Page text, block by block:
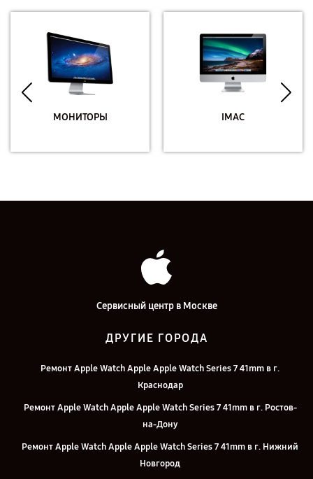
МОНИТОРЫ IMAC
Сервисный центр в Москве
ДРУГИЕ ГОРОДА
Ремонт Apple Watch Apple Apple Watch Series 7 41mm в г.
Краснодар
Ремонт Apple Watch Apple Apple Watch Series 7 41mm в г. Ростов-
на-Дону
Ремонт Apple Watch Apple Apple Watch Series 7 41mm в г. Нижний
Новгород